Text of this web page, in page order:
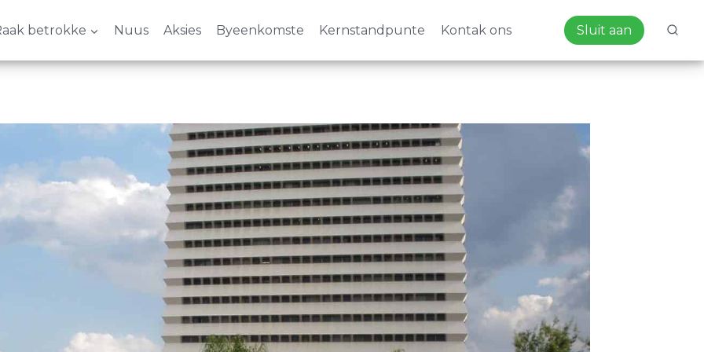
betrokke Nuus Aksies Byeenkomste Kernstandpunte Kontak ons Sluit aan